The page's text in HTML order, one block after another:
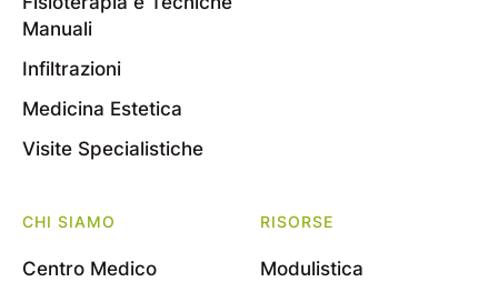
Manuali
Infiltrazioni
Medicina Estetica
Visite Specialistiche
CHI SIAMO
Centro Medico
RISORSE
Modulistica